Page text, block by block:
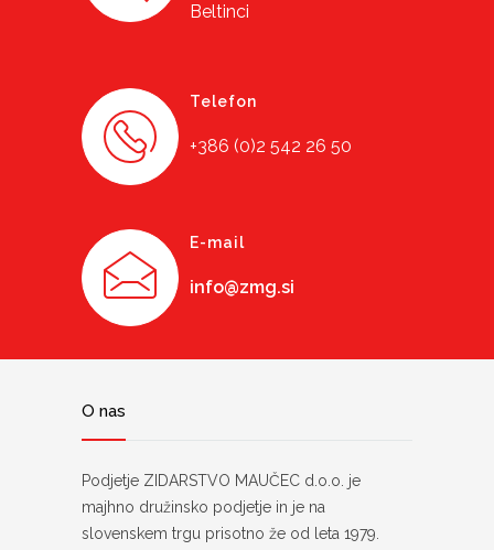
Beltinci
Telefon
+386 (0)2 542 26 50
E-mail
info@zmg.si
O nas
Podjetje ZIDARSTVO MAUČEC d.o.o. je
majhno družinsko podjetje in je na
slovenskem trgu prisotno že od leta 1979.